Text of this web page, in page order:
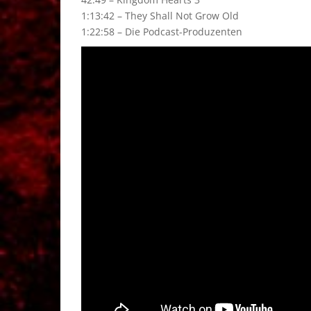
1:13:42 – They Shall Not Grow Old
1:22:58 – Die Podcast-Produzenten